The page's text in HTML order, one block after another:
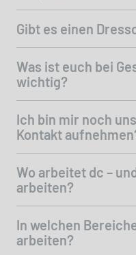
Gibt es einen
Was ist euch bei
wichtig?
Ich bin mir noch
Kontakt
Wo arbeitet dc –
arbeiten?
In welchen
arbeiten?